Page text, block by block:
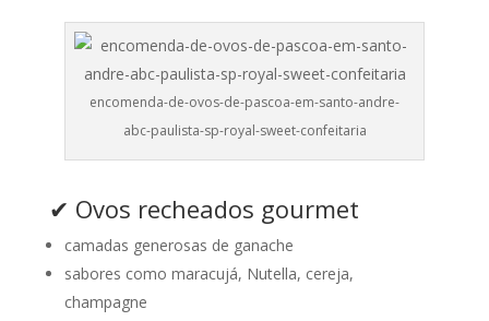
encomenda-de-ovos-de-pascoa-em-santo-andre-
abc-paulista-sp-royal-sweet-confeitaria
✔ Ovos recheados gourmet
camadas generosas de ganache
sabores como maracujá, Nutella, cereja,
champagne